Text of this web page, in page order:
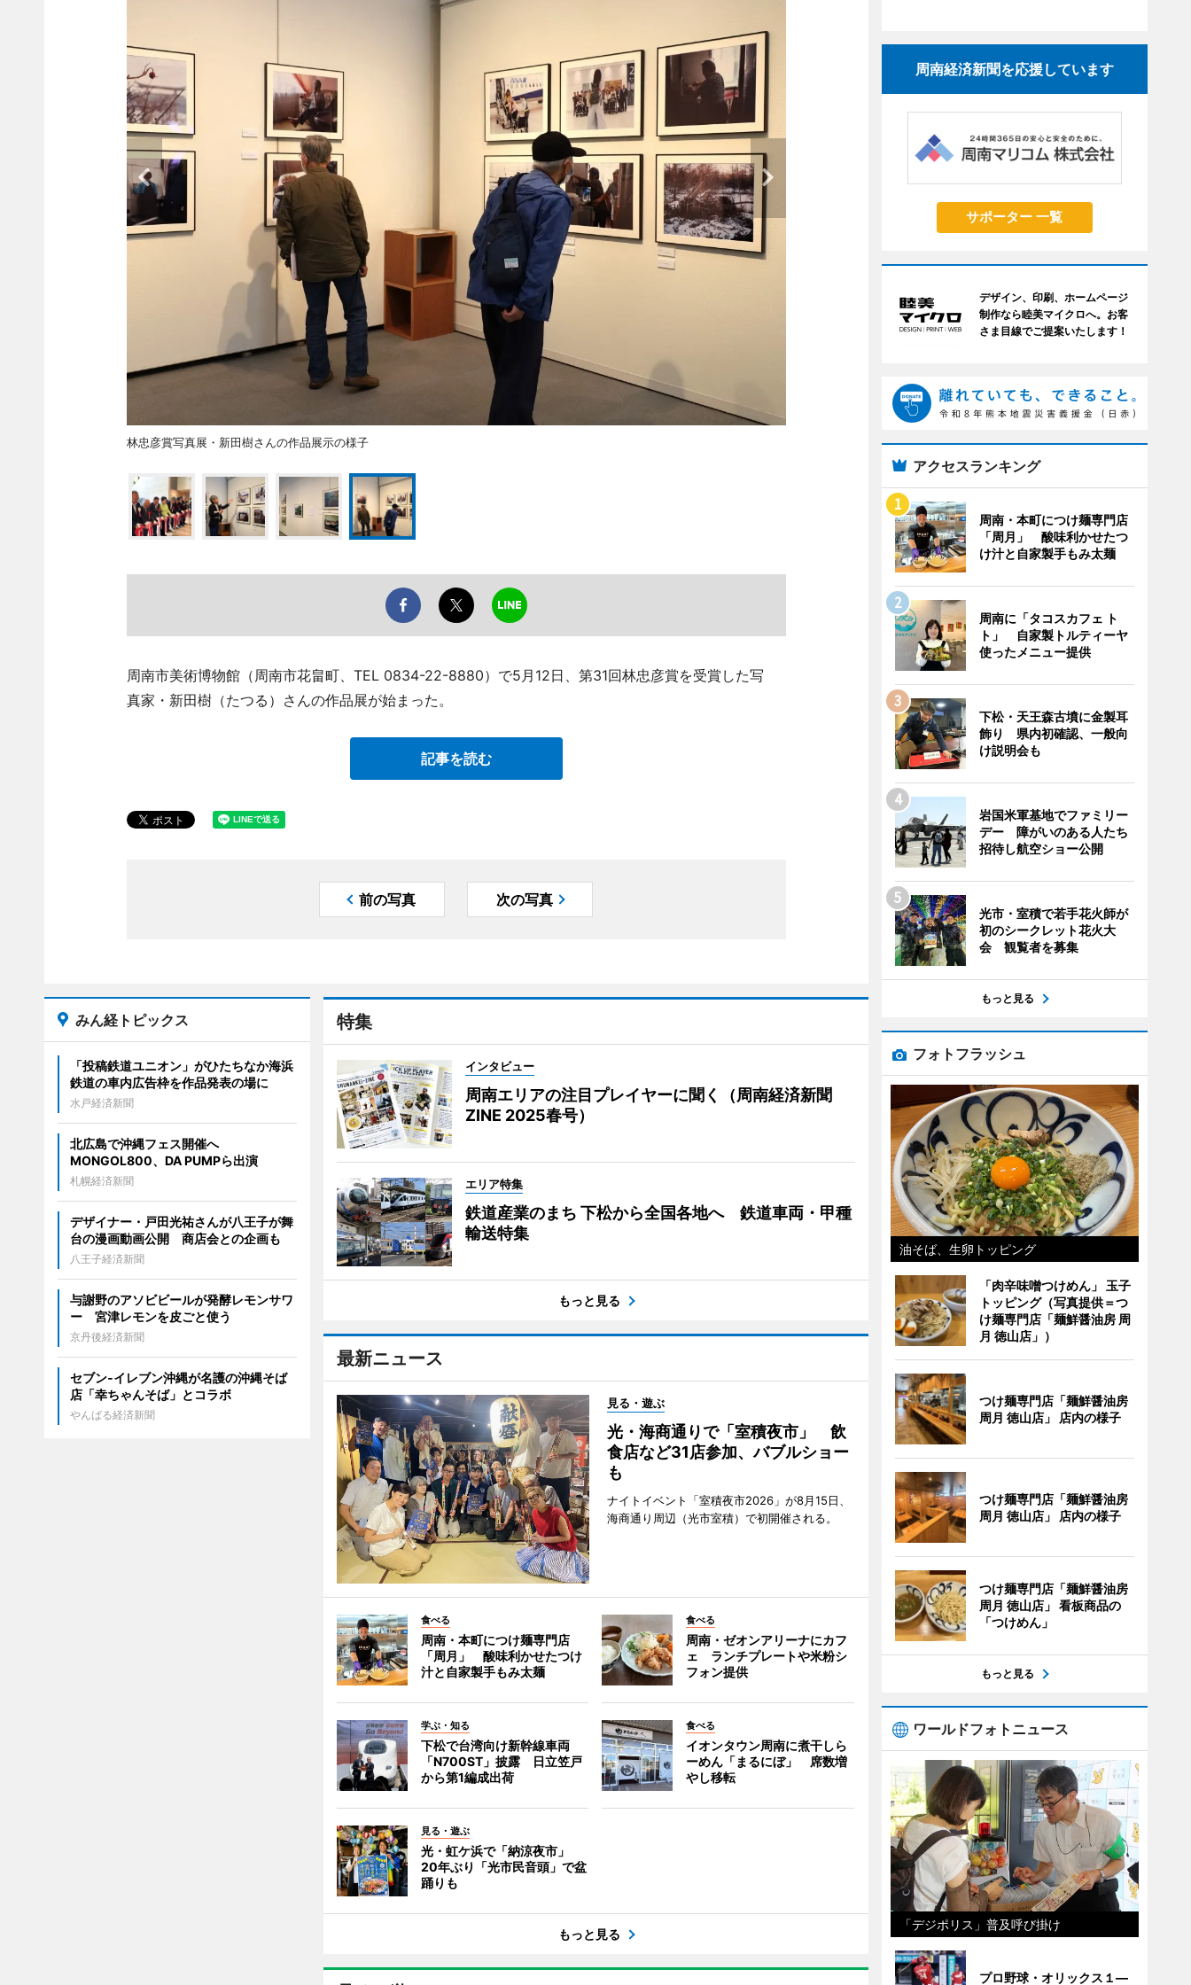
林忠彦賞写真展・新田樹さんの作品展示の様子
周南市美術博物館（周南市花畠町、TEL 0834-22-8880）で5月12日、第31回林忠彦賞を受賞した写
真家・新田樹（たつる）さんの作品展が始まった。
記事を読む
前の写真 次の写真
特集
インタビュー
周南エリアの注目プレイヤーに聞く（周南経済新聞
ZINE 2025春号）
エリア特集
鉄道産業のまち 下松から全国各地へ 鉄道車両・甲種
輸送特集
もっと見る
最新ニュース
見る・遊ぶ
光・海商通りで「室積夜市」 飲
食店など31店参加、バブルショー
も
ナイトイベント「室積夜市2026」が8月15日、
海商通り周辺（光市室積）で初開催される。
食べる
周南・本町につけ麺専門店
「周月」 酸味利かせたつけ
汁と自家製手もみ太麺
食べる
周南・ゼオンアリーナにカフ
ェ ランチプレートや米粉シ
フォン提供
学ぶ・知る
下松で台湾向け新幹線車両
「N700ST」披露 日立笠戸
から第1編成出荷
食べる
イオンタウン周南に煮干しら
ーめん「まるにぼ」 席数増
やし移転
見る・遊ぶ
光・虹ケ浜で「納涼夜市」
20年ぶり「光市民音頭」で盆
踊りも
もっと見る
みん経トピックス
「投稿鉄道ユニオン」がひたちなか海浜
鉄道の車内広告枠を作品発表の場に
水戸経済新聞
北広島で沖縄フェス開催へ
MONGOL800、DA PUMPら出演
札幌経済新聞
デザイナー・戸田光祐さんが八王子が舞
台の漫画動画公開 商店会との企画も
八王子経済新聞
与謝野のアソビビールが発酵レモンサワ
ー 宮津レモンを皮ごと使う
京丹後経済新聞
セブン‐イレブン沖縄が名護の沖縄そば
店「幸ちゃんそば」とコラボ
やんばる経済新聞
周南経済新聞を応援しています
サポーター 一覧
デザイン、印刷、ホームページ
制作なら睦美マイクロへ。お客
さま目線でご提案いたします！
アクセスランキング
周南・本町につけ麺専門店
「周月」 酸味利かせたつ
け汁と自家製手もみ太麺
周南に「タコスカフェ ト
ト」 自家製トルティーヤ
使ったメニュー提供
下松・天王森古墳に金製耳
飾り 県内初確認、一般向
け説明会も
岩国米軍基地でファミリー
デー 障がいのある人たち
招待し航空ショー公開
光市・室積で若手花火師が
初のシークレット花火大
会 観覧者を募集
もっと見る
フォトフラッシュ
油そば、生卵トッピング
「肉辛味噌つけめん」 玉子
トッピング（写真提供＝つ
け麺専門店「麺鮮醤油房 周
月 徳山店」）
つけ麺専門店「麺鮮醤油房
周月 徳山店」 店内の様子
つけ麺専門店「麺鮮醤油房
周月 徳山店」 店内の様子
つけ麺専門店「麺鮮醤油房
周月 徳山店」 看板商品の
「つけめん」
もっと見る
ワールドフォトニュース
「デジポリス」普及呼び掛け
プロ野球・オリックス１―